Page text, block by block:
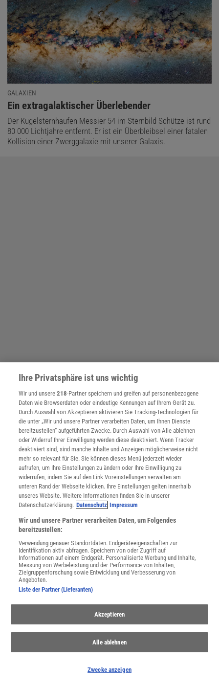
GALAXIEN
:
Ein extragalaktischer Überlebender
Der Kugelsternhaufen Messier 54 im Sternbild Schütze ist rund
80 000 Lichtjahre entfernt. Er ist ein Überbleibsel einer fatalen
Kollision einer Zwerggalaxie mit unserer Galaxis.
THEMENKANÄLE
Fische gehören zu den ältesten Wirbeltieren überhaupt: schon früh
haben sie mit Kiemen, Schuppen und Flossen den flüssigen Teil
unseres Lebensraum Erde zu ihrem Element gemacht.
Ihre Privatsphäre ist uns wichtig
Wir und unsere218-Partner speichern und greifen auf personenbezogene
Daten wie Browserdaten oder eindeutige Kennungen auf Ihrem Gerät zu.
Durch Auswahl von Akzeptieren aktivieren Sie Tracking-Technologien für
die unter „Wir und unsere Partner verarbeiten Daten, um Ihnen Dienste
bereitzustellen“ aufgeführten Zwecke. Durch Auswahl von Alle ablehnen
oder Widerruf Ihrer Einwilligung werden diese deaktiviert. Wenn Tracker
deaktiviert sind, sind manche Inhalte und Anzeigen möglicherweise nicht
mehr so relevant für Sie. Sie können dieses Menü jederzeit wieder
aufrufen, um Ihre Einstellungen zu ändern oder Ihre Einwilligung zu
widerrufen, indem Sie auf den Link Voreinstellungen verwalten am
unteren Rand der Webseite klicken. Ihre Einstellungen gelten innerhalb
unseres Website. Weitere Informationen finden Sie in unserer
Datenschutzerklärung. Datenschutz Impressum
Wir und unsere Partner verarbeiten Daten, um Folgendes
bereitzustellen:
Verwendung genauer Standortdaten. Endgeräteeigenschaften zur
Identifikation aktiv abfragen. Speichern von oder Zugriff auf
Informationen auf einem Endgerät. Personalisierte Werbung und Inhalte,
Messung von Werbeleistung und der Performance von Inhalten,
Zielgruppenforschung sowie Entwicklung und Verbesserung von
Angeboten.
Liste der Partner (Lieferanten)
Akzeptieren
Alle ablehnen
Zwecke anzeigen